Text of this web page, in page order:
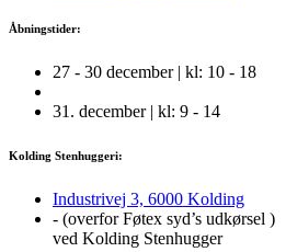
Åbningstider:
27 - 30 december | kl: 10 - 18
31. december | kl: 9 - 14
Kolding Stenhuggeri:
Industrivej 3, 6000 Kolding
- (overfor Føtex syd’s udkørsel )
ved Kolding Stenhugger